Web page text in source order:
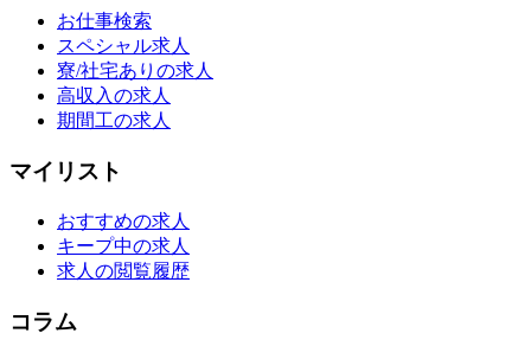
お仕事検索
スペシャル求人
寮/社宅ありの求人
高収入の求人
期間工の求人
マイリスト
おすすめの求人
キープ中の求人
求人の閲覧履歴
コラム